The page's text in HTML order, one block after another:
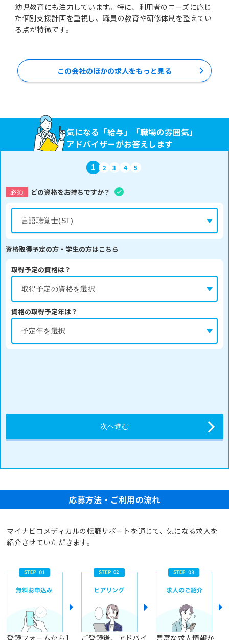
幼児教育にも注力しています。特に、利用者のニーズに応じ
た個別支援計画を重視し、職員の教育や研修体制を整えてい
る点が特徴です。
この会社のほかの求人をもっと見る
気になる「給与」「職場の雰囲気」
アドバイザーがお答えします
1 2 3 4 5
必須 どの資格をお持ちですか？
資格取得予定の方・学生の方はこちら
取得予定の資格は？
資格の取得予定年は？
応募方法・ご利用の流れ
マイナビコメディカルの転職サポートを通じて、気になる求人を
紹介させていただきます。